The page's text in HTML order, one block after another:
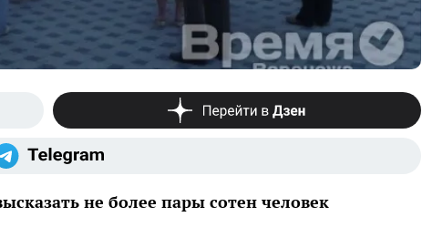
не более пары сотен человек